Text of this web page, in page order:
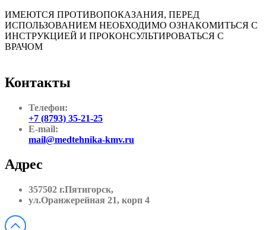
ИМЕЮТСЯ ПРОТИВОПОКАЗАНИЯ, ПЕРЕД
ИСПОЛЬЗОВАНИЕМ НЕОБХОДИМО ОЗНАКОМИТЬСЯ С
ИНСТРУКЦИЕЙ И ПРОКОНСУЛЬТИРОВАТЬСЯ С
ВРАЧОМ
Контакты
Телефон:
+7 (8793) 35-21-25
E-mail:
mail@medtehnika-kmv.ru
Адрес
357502 г.Пятигорск,
ул.Оранжерейная 21, корп 4